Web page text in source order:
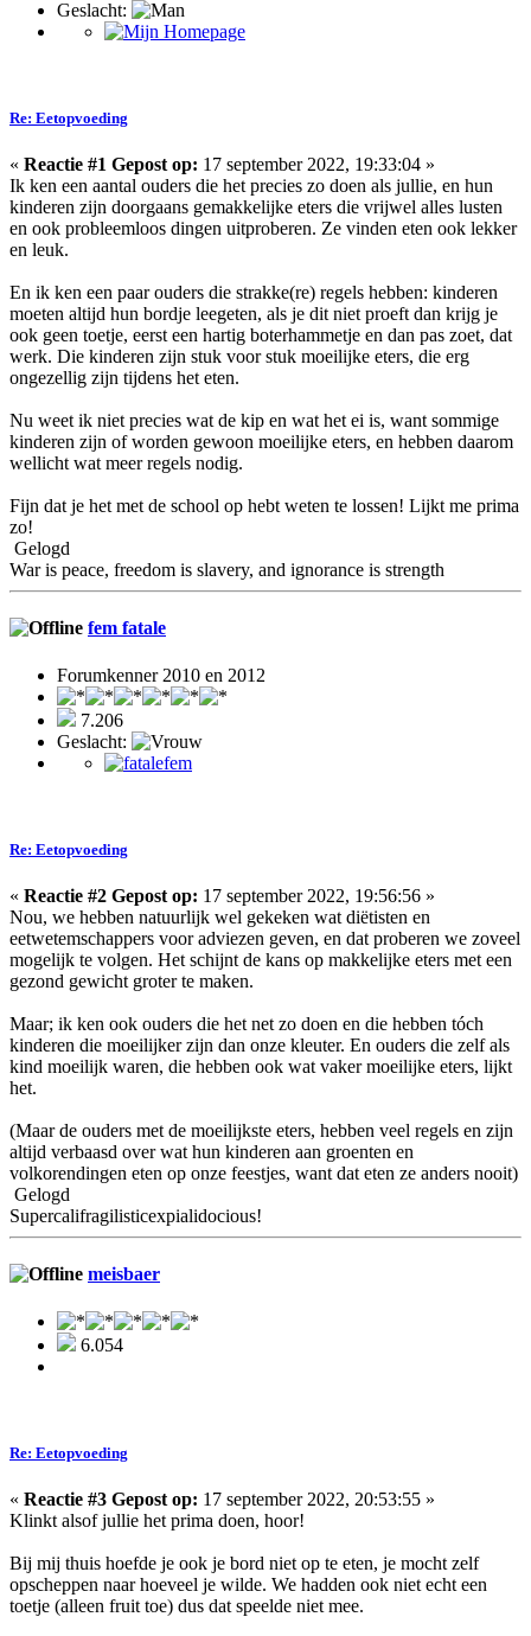
Geslacht:
Re: Eetopvoeding
« Reactie #1 Gepost op: 17 september 2022, 19:33:04 »
Ik ken een aantal ouders die het precies zo doen als jullie, en hun
kinderen zijn doorgaans gemakkelijke eters die vrijwel alles lusten
en ook probleemloos dingen uitproberen. Ze vinden eten ook lekker
en leuk.
En ik ken een paar ouders die strakke(re) regels hebben: kinderen
moeten altijd hun bordje leegeten, als je dit niet proeft dan krijg je
ook geen toetje, eerst een hartig boterhammetje en dan pas zoet, dat
werk. Die kinderen zijn stuk voor stuk moeilijke eters, die erg
ongezellig zijn tijdens het eten.
Nu weet ik niet precies wat de kip en wat het ei is, want sommige
kinderen zijn of worden gewoon moeilijke eters, en hebben daarom
wellicht wat meer regels nodig.
Fijn dat je het met de school op hebt weten te lossen! Lijkt me prima
zo!
Gelogd
War is peace, freedom is slavery, and ignorance is strength
fem fatale
Forumkenner 2010 en 2012
7.206
Geslacht:
Re: Eetopvoeding
« Reactie #2 Gepost op: 17 september 2022, 19:56:56 »
Nou, we hebben natuurlijk wel gekeken wat diëtisten en
eetwetemschappers voor adviezen geven, en dat proberen we zoveel
mogelijk te volgen. Het schijnt de kans op makkelijke eters met een
gezond gewicht groter te maken.
Maar; ik ken ook ouders die het net zo doen en die hebben tóch
kinderen die moeilijker zijn dan onze kleuter. En ouders die zelf als
kind moeilijk waren, die hebben ook wat vaker moeilijke eters, lijkt
het.
(Maar de ouders met de moeilijkste eters, hebben veel regels en zijn
altijd verbaasd over wat hun kinderen aan groenten en
volkorendingen eten op onze feestjes, want dat eten ze anders nooit)
Gelogd
Supercalifragilisticexpialidocious!
meisbaer
6.054
Re: Eetopvoeding
« Reactie #3 Gepost op: 17 september 2022, 20:53:55 »
Klinkt alsof jullie het prima doen, hoor!
Bij mij thuis hoefde je ook je bord niet op te eten, je mocht zelf
opscheppen naar hoeveel je wilde. We hadden ook niet echt een
toetje (alleen fruit toe) dus dat speelde niet mee.